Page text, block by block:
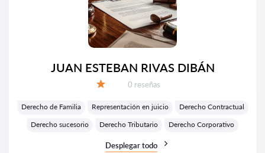
JUAN ESTEBAN RIVAS DIBÁN
Número de reseñas:
0 reseñas
Derecho de Familia Representación en juicio
Derecho Contractual
Derecho sucesorio
Derecho Tributario Derecho Corporativo
Desplegar todo